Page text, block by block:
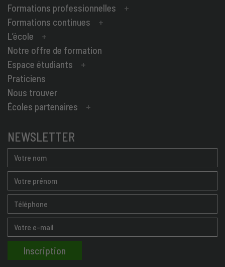
Formations professionnelles
Formations continues
L’école
Notre offre de formation
Espace étudiants
Praticiens
Nous trouver
Écoles partenaires
NEWSLETTER